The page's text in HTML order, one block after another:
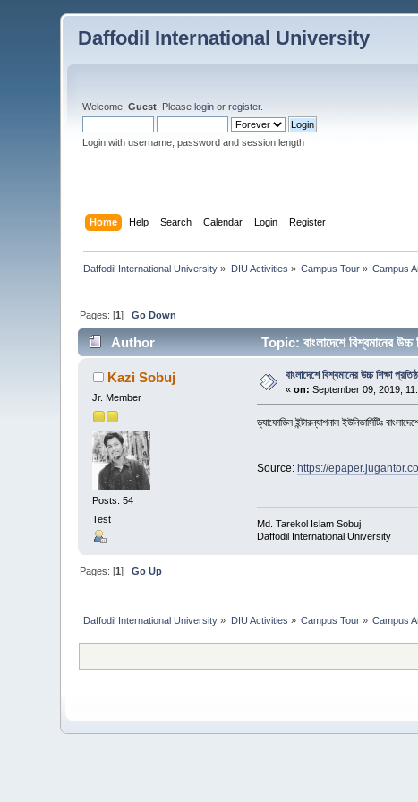
Daffodil International University
Welcome,Guest . Pleaselogin orregister.
Login with username, password and session length
Home Help Search Calendar Login Register
Daffodil International University » DIU Activities » Campus Tour » Campus
Pages: [1]Go Down
Author Topic: বাংলাদেশে বিশ্বমানের
Kazi Sobuj
Jr. Member
Posts: 54
Test
বাংলাদেশে বিশ্বমানের উচ্চ শিক্ষা
«on: September 09, 2019,
ড্যাফোডিল ইন্টারন্যাশনাল ইউনিভার্সিটিঃ
Source: https://
Md. Tarekol Islam Sobuj
Daffodil International University
Pages: [1]Go Up
Daffodil International University » DIU Activities » Campus Tour » Campus